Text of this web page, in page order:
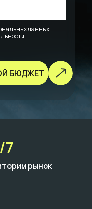
данных
БЮДЖЕТ
7
рынок